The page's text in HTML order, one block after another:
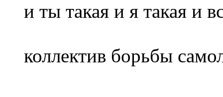
и ты такая и я такая и
коллектив борьбы